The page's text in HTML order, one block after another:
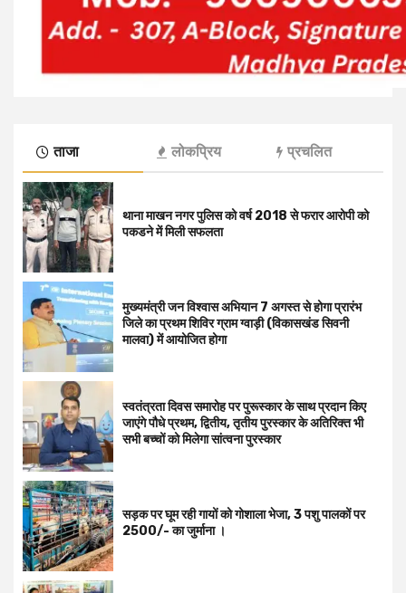
ताजा लोकप्रिय प्रचलित
थाना माखन नगर पुलिस को वर्ष 2018 से फरार आरोपी को
पकडने में मिली सफलता
मुख्यमंत्री जन विश्वास अभियान 7 अगस्त से होगा प्रारंभ
जिले का प्रथम शिविर ग्राम ग्वाड़ी (विकासखंड सिवनी
मालवा) में आयोजित होगा
स्वतंत्रता दिवस समारोह पर पुरूस्‍कार के साथ प्रदान किए
जाएंगे पौधे प्रथम, द्वितीय, तृतीय पुरस्कार के अतिरिक्त भी
सभी बच्चों को मिलेगा सांत्वना पुरस्कार
सड़क पर घूम रही गायों को गोशाला भेजा, 3 पशु पालकों पर
2500/- का जुर्माना ।